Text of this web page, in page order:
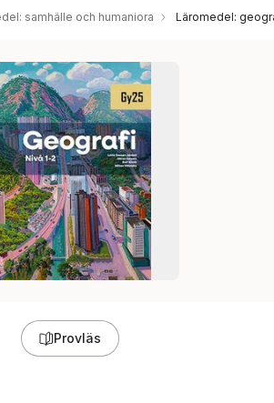
samhälle och humaniora Läromedel:
Provläs